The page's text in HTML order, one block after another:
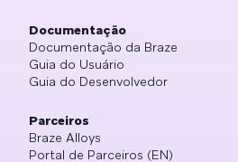
Documentação
Documentação da Braze
Guia do Usuário
Guia do Desenvolvedor
Parceiros
Braze Alloys
Portal de Parceiros (EN)